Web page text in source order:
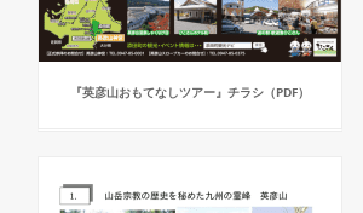
『英彦山おもてなしツアー』チラシ（PDF）